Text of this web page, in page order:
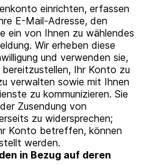
einrichten, erfassen
E-Mail-Adresse, den
ein von Ihnen zu wählendes
Wir erheben diese
und verwenden sie,
bereitzustellen, Ihr Konto zu
verwalten sowie mit Ihnen
zu kommunizieren. Sie
Zusendung von
zu widersprechen;
Konto betreffen, können
werden.
in Bezug auf deren